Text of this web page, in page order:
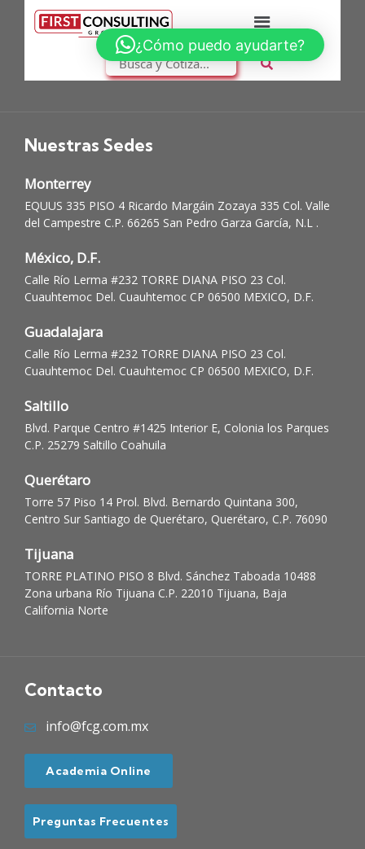
Nuestras Sedes
Monterrey
EQUUS 335 PISO 4 Ricardo Margáin Zozaya 335 Col. Valle
del Campestre C.P. 66265 San Pedro Garza García, N.L .
México, D.F.
Calle Río Lerma #232 TORRE DIANA PISO 23 Col.
Cuauhtemoc Del. Cuauhtemoc CP 06500 MEXICO, D.F.
Guadalajara
Calle Río Lerma #232 TORRE DIANA PISO 23 Col.
Cuauhtemoc Del. Cuauhtemoc CP 06500 MEXICO, D.F.
Saltillo
Blvd. Parque Centro #1425 Interior E, Colonia los Parques
C.P. 25279 Saltillo Coahuila
Querétaro
Torre 57 Piso 14 Prol. Blvd. Bernardo Quintana 300,
Centro Sur Santiago de Querétaro, Querétaro, C.P. 76090
Tijuana
TORRE PLATINO PISO 8 Blvd. Sánchez Taboada 10488
Zona urbana Río Tijuana C.P. 22010 Tijuana, Baja
California Norte
Contacto
info@fcg.com.mx
Academia Online
Preguntas Frecuentes